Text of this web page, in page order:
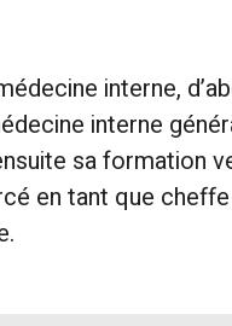
interne,
interne
sa formation
en tant que